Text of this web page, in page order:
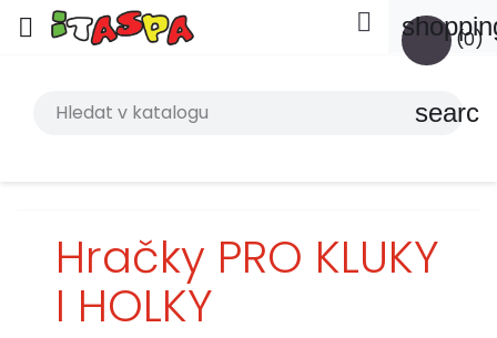
 (0)

search
Hračky PRO KLUKY
I HOLKY